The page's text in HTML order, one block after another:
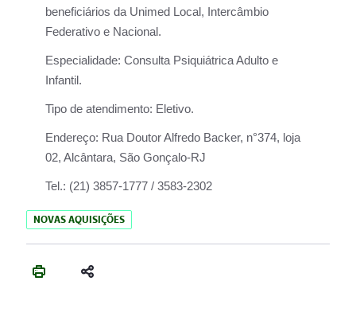
beneficiários da Unimed Local, Intercâmbio
Federativo e Nacional.
Especialidade: Consulta Psiquiátrica Adulto e
Infantil.
Tipo de atendimento: Eletivo.
Endereço: Rua Doutor Alfredo Backer, n°374, loja
02, Alcântara, São Gonçalo-RJ
Tel.: (21) 3857-1777 / 3583-2302
NOVAS AQUISIÇÕES